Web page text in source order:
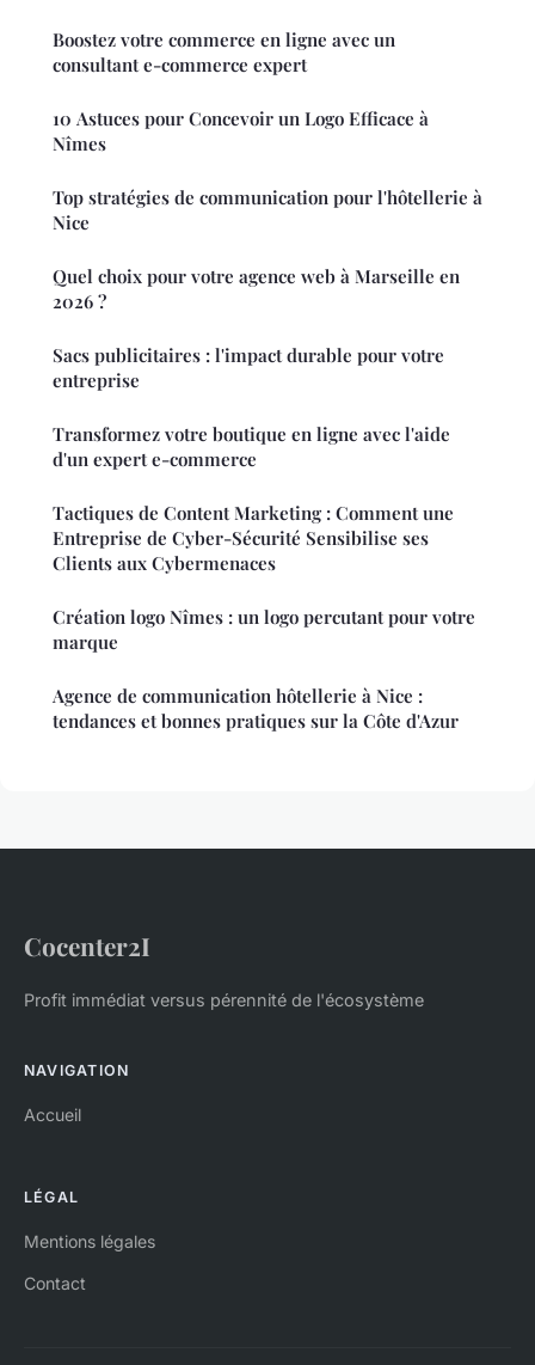
Boostez votre commerce en ligne avec un
consultant e-commerce expert
10 Astuces pour Concevoir un Logo Efficace à
Nîmes
Top stratégies de communication pour l'hôtellerie à
Nice
Quel choix pour votre agence web à Marseille en
2026 ?
Sacs publicitaires : l'impact durable pour votre
entreprise
Transformez votre boutique en ligne avec l'aide
d'un expert e-commerce
Tactiques de Content Marketing : Comment une
Entreprise de Cyber-Sécurité Sensibilise ses
Clients aux Cybermenaces
Création logo Nîmes : un logo percutant pour votre
marque
Agence de communication hôtellerie à Nice :
tendances et bonnes pratiques sur la Côte d'Azur
Cocenter2I
Profit immédiat versus pérennité de l'écosystème
NAVIGATION
Accueil
LÉGAL
Mentions légales
Contact